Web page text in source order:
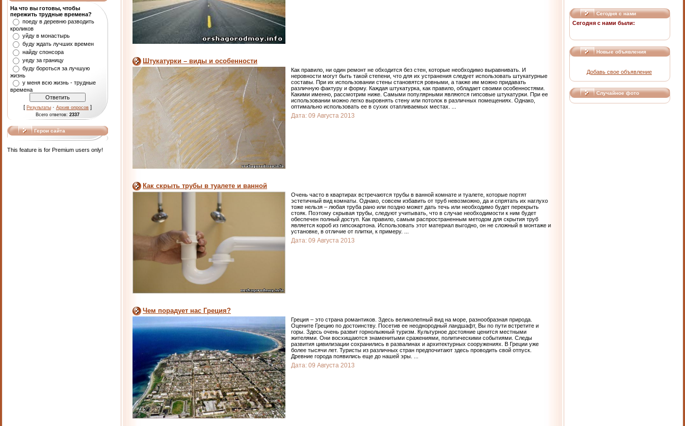
На что вы готовы, чтобы
пережить трудные времена?
поеду в деревню разводить
кроликов
уйду в монастырь
буду ждать лучших времен
найду спонсора
уеду за границу
буду бороться за лучшую
жизнь
у меня всю жизнь - трудные
времена
[ Результаты · Архив опросов ]
Всего ответов: 2337
Герои сайта
This feature is for Premium users only!
Штукатурки – виды и особенности
Как правило, ни один ремонт не обходится без стен, которые необходимо выравнивать. И
неровности могут быть такой степени, что для их устранения следует использовать штукатурные
составы. При их использовании стены становятся ровными, а также им можно придавать
различную фактуру и форму. Каждая штукатурка, как правило, обладает своими особенностями.
Какими именно, рассмотрим ниже. Самыми популярными являются гипсовые штукатурки. При ее
использовании можно легко выровнять стену или потолок в различных помещениях. Однако,
оптимально использовать ее в сухих отапливаемых местах.
Дата: 09 Августа 2013
Как скрыть трубы в туалете и ванной
Очень часто в квартирах встречаются трубы в ванной комнате и туалете, которые портят
эстетичный вид комнаты. Однако, совсем избавить от труб невозможно, да и спрятать их наглухо
тоже нельзя – любая труба рано или поздно может дать течь или необходимо будет перекрыть
стояк. Поэтому скрывая трубы, следуют учитывать, что в случае необходимости к ним будет
обеспечен полный доступ. Как правило, самым распространенным методом для скрытия труб
является короб из гипсокартона. Использовать этот материал выгодно, он не сложный в монтаже и
установке, в отличие от плитки, к примеру.
Дата: 09 Августа 2013
Чем порадует нас Греция?
Греция – это страна романтиков. Здесь великолепный вид на море, разнообразная природа.
Оцените Грецию по достоинству. Посетив ее неоднородный ландшафт, Вы по пути встретите и
горы. Здесь очень развит горнолыжный туризм. Культурное достояние ценится местными
жителями. Они восхищаются знаменитыми сражениями, политическими событиями. Следы
развития цивилизации сохранились в развалинах и архитектурных сооружениях. В Греции уже
более тысячи лет. Туристы из различных стран предпочитают здесь проводить свой отпуск.
Древние города появились еще до нашей эры.
Дата: 09 Августа 2013
Сегодня с нами
Сегодня с нами были:
Новые объявления
Добавь свое объявление
Случайное фото